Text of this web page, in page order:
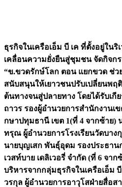
ธุรกิจในเครือเอ็ม บี เค ที่ตั้งอยู่ในริ
เคลื่อนความยั่งยืนสู่ชุมชน จัดกิจก
“ข.ขวดรักษ์โลก ตอน แยกขวด ช่ว
สนับสนุนให้เยาวชนปรับเปลี่ยนพฤ
ต้นทางจนสู่ปลายทาง โดยได้รับเกี
ถาวร รองผู้อำนวยการสำนักงานเ
กษาปทุมธานี เขต 1(ที่ 4 จากซ้าย)
ทรุณ ผู้อำนวยการโรงเรียนวัดบาง
นายบุญเสก พันธุ์อุดม รองประธาน
เวสท์บาย เดลิเวอรี่ จำกัด (ที่ 6 จ
บริหารจากกลุ่มธุรกิจในเครือเอ็ม
วรกุล ผู้อำนวยการอาวุโสฝ่ายสื่อส